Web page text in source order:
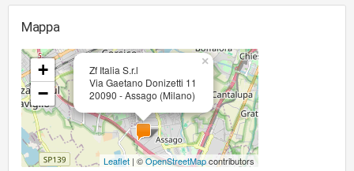
Mappa
Zf Italia S.r.l
Via Gaetano Donizetti 11
20090 - Assago (Milano)
×
+
−
Leaflet | ©OpenStreetMapcontributors